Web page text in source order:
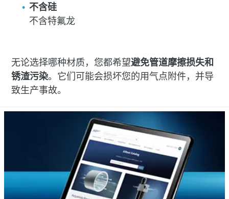
不含硅
不含特氟龙
无论选择哪种材质，您都希望避免管道摩擦损失和
锈渣污染。它们可能会损坏您的用气点附件，并导
致生产事故。